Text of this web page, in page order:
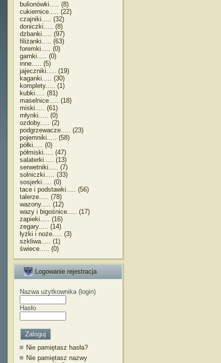
bulionówki..... (8)
cukiernice..... (22)
czajniki..... (32)
doniczki..... (8)
dzbanki..... (97)
filiżanki..... (63)
foremki..... (0)
garnki..... (0)
inne..... (5)
jajeczniki..... (19)
kaganki..... (30)
komplety..... (1)
kubki..... (81)
maselnice..... (18)
miski..... (61)
młynki..... (0)
ozdoby..... (2)
podgrzewacze..... (23)
pojemniki..... (58)
półki..... (0)
półmiski..... (47)
salaterki..... (13)
serwetniki..... (7)
solniczki..... (33)
sosjerki..... (0)
tace i podstawki..... (56)
talerze..... (78)
wazony..... (12)
wazy i bigośnice..... (17)
zapieki..... (16)
zegary..... (14)
łyżki i noże..... (3)
szkliwa..... (1)
świece..... (0)
Logowanie rejestracja
Nazwa użytkownika (login)
Hasło
Nie pamiętasz hasła?
Nie pamiętasz nazwy